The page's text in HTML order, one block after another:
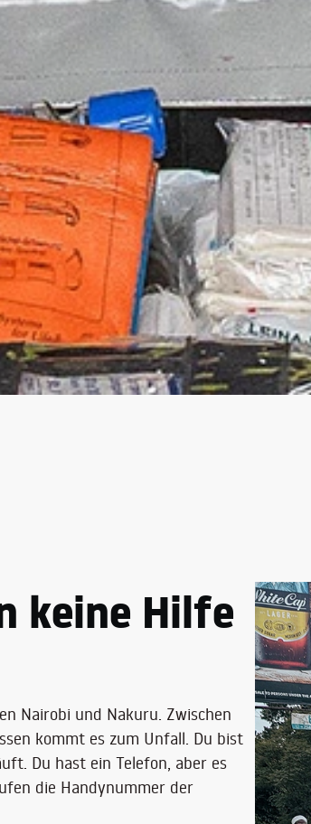
keine Hilfe
Nairobi und Nakuru. Zwischen
kommt es zum Unfall. Du bist
Du hast ein Telefon, aber es
die Handynummer der